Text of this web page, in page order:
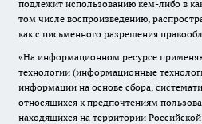
подлежит использованию кем-либо в
том числе воспроизведению,
как с письменного разрешения
«На информационном ресурсе
технологии (информационные
информации на основе сбора,
относящихся к предпочтениям
находящихся на территории